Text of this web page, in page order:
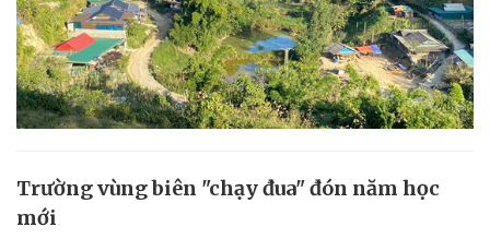
Trường vùng biên "chạy đua" đón năm học
mới